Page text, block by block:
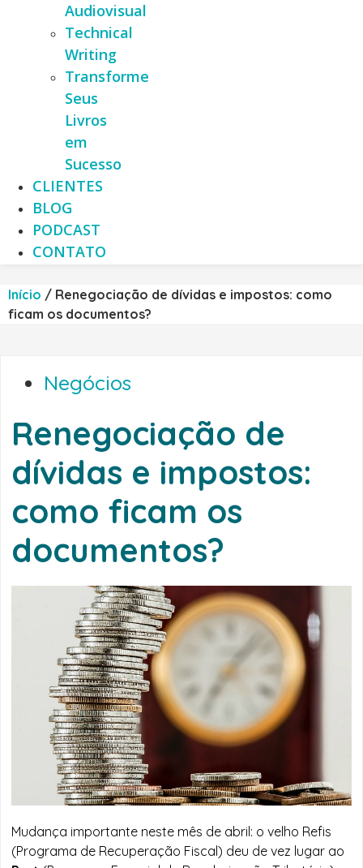
Audiovisual
Technical
Writing
Transforme
Seus
Livros
em
Sucesso
CLIENTES
BLOG
PODCAST
CONTATO
Início / Renegociação de dívidas e impostos: como
ficam os documentos?
Negócios
Renegociação de
dívidas e impostos:
como ficam os
documentos?
Mudança importante neste mês de abril: o velho Refis
(Programa de Recuperação Fiscal) deu de vez lugar ao